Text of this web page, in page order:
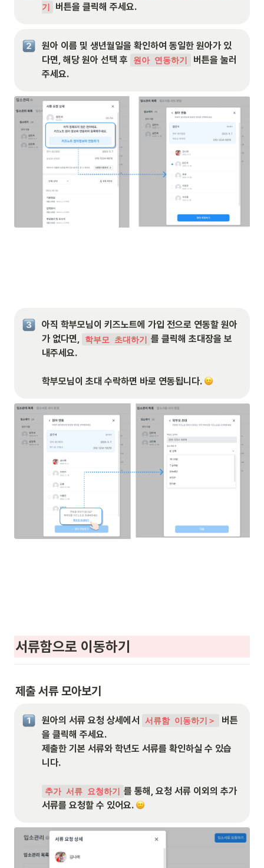
기
버튼을 클릭해 주세요.
원아 이름 및 생년월일을 확인하여 동일한 원아가 있
다면, 해당 원아 선택 후
원아 연동하기
버튼을 눌러
주세요.
아직 학부모님이 키즈노트에 가입 전으로 연동할 원아
가 없다면,
학부모 초대하기 를 클릭해 초대장을 보
내주세요.
학부모님이 초대 수락하면 바로 연동됩니다.
서류함으로 이동하기
제출 서류 모아보기
원아의 서류 요청 상세에서 서류함 이동하기＞
버튼
을 클릭해 주세요.
제출한 기본 서류와 학년도 서류를 확인하실 수 있습
니다.
추가 서류 요청하기
를 통해, 요청 서류 이외의 추가
서류를 요청할 수 있어요.